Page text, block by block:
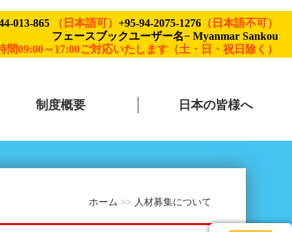
013-865 （日本語可） +95-94-2075-1276 （日本語不可）
フェースブックユーザー名− Myanmar Sankou
間09:00～17:00ご対応いたします（土・日・祝日除く）
制度概要 日本の皆様へ
ホーム >> 人材募集について